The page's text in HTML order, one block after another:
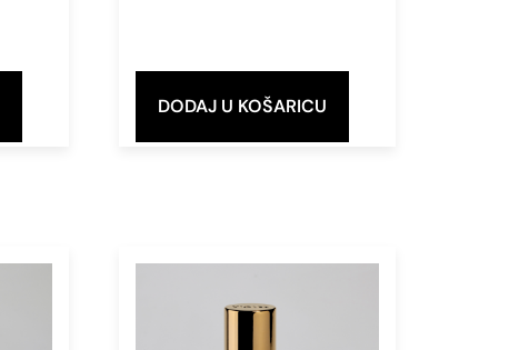
DODAJ U KOŠARICU